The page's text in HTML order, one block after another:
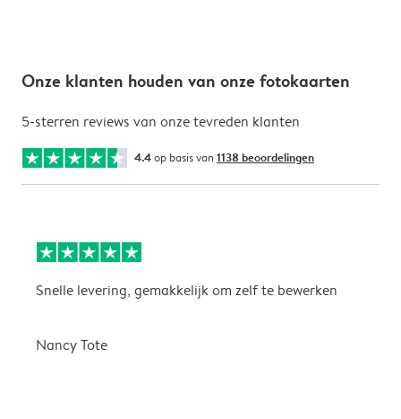
Onze klanten houden van onze fotokaarten
5-sterren reviews van onze tevreden klanten
4.4op basis van 1138 beoordelingen
Snelle levering, gemakkelijk om zelf te bewerken
Nancy Tote